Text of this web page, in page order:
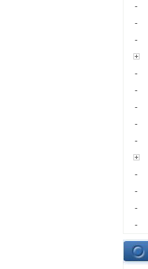
-
-
-
-
-
-
-
-
-
-
-
-